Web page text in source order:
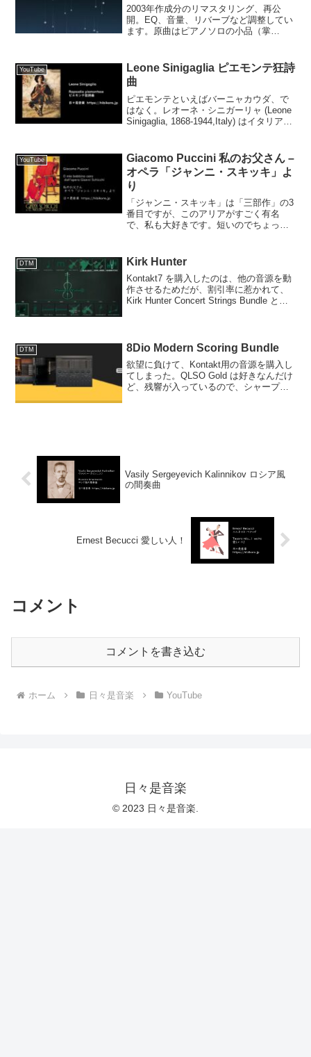
2003年作成分のリマスタリング、再公
開。EQ、音量、リバーブなど調整してい
ます。原曲はピアノソロの小品（掌
YouTube
Leone Sinigaglia ピエモンテ狂詩
曲
ピエモンテといえばバーニャカウダ、で
はなく。レオーネ・シニガーリャ (Leone
Sinigaglia, 1868-1944,Italy) はイタリアの
曲ピエモンテ」「...
YouTube
Giacomo Puccini 私のお父さん –
オペラ「ジャンニ・スキッキ」よ
り
「ジャンニ・スキッキ」は「三部作」の3
番目ですが、このアリアがすごく有名
で、私も大好きです。短いのでちょっと
Giacomo Puccini 私のお父さん - オペ...
DTM Kirk Hunter
Kontakt7 を購入したのは、他の音源を動
作させるためだが、割引率に惹かれて、
Kirk Hunter Concert Strings Bundle と
DTM 8Dio Modern Scoring Bundle
欲望に負けて、Kontakt用の音源を購入し
てしまった。QLSO Gold は好きなんだけ
ど、残響が入っているので、シャープな
Vasily Sergeyevich Kalinnikov ロシア風
の間奏曲
Ernest Becucci 愛しい人！
コメント
コメントを書き込む
ホーム 日々是音楽 YouTube
日々是音楽
© 2023 日々是音楽.